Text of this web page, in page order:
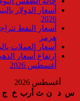
2026
أسعار النفط
هرمز
أسعار العملات
أغسطس 2026
أغسطس 2026
س د ن ث أرب خ
ج